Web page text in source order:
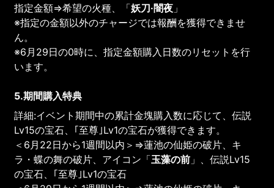
指定金額⇒希望の火種、「妖刀·闇夜 」
※指定の金額以外のチャージでは報酬を獲得できませ
ん。
※6月29日の0時に、指定金額購入日数のリセットを行
います。
5.期間購入特典
詳細:イベント期間中の累計金塊購入数に応じて、伝説
Lv15の宝石、｢至尊｣Lv1の宝石が獲得できます。
＜6月22日から1週間以内＞⇒蓮池の仙姫の破片、キ
ラ・蝶の舞の破片、アイコン「玉藻の前 」、伝説Lv15
の宝石、｢至尊｣Lv1の宝石